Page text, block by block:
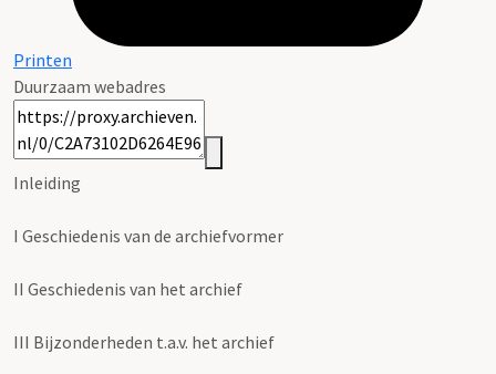
Printen
Duurzaam webadres
Inleiding
I Geschiedenis van de archiefvormer
II Geschiedenis van het archief
III Bijzonderheden t.a.v. het archief